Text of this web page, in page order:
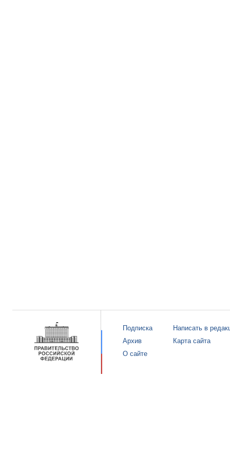
Подписка
Архив
О сайте
Написать в
Карта сайта